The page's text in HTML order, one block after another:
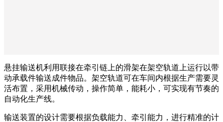
悬挂输送机利用联接在牵引链上的滑架在架空轨道上运行以带
动承载件输送成件物品。架空轨道可在车间内根据生产需要灵
活布置，采用机械传动，操作简单，能耗小，可实现有节奏的
自动化生产线。
输送装置的设计需要根据负载能力、牵引能力，进行精准的计